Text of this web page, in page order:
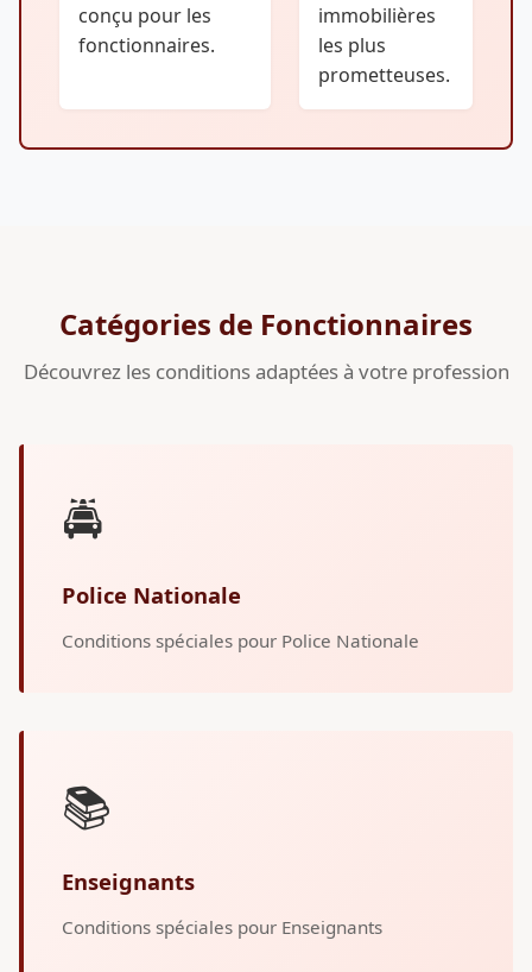
conçu pour les
fonctionnaires.
immobilières
les plus
prometteuses.
Catégories de Fonctionnaires
Découvrez les conditions adaptées à votre profession
🚔
Police Nationale
Conditions spéciales pour Police Nationale
📚
Enseignants
Conditions spéciales pour Enseignants